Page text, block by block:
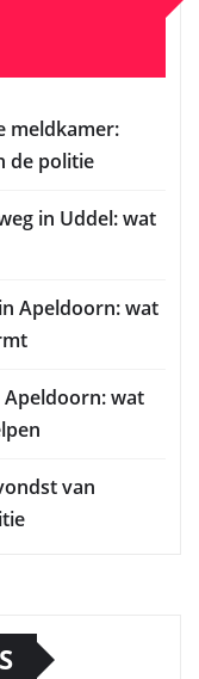
meldkamer:
de politie
in Uddel: wat
Apeldoorn: wat
wat
van